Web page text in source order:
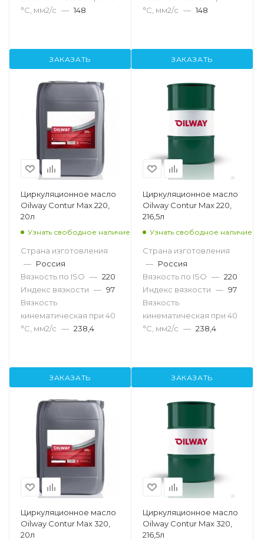
°С, мм2/с — 148
ЗАКАЗАТЬ
°С, мм2/с — 148
ЗАКАЗАТЬ
Циркуляционное масло
Oilway Contur Max 220,
20л
Узнать свободное наличие
Страна изготовления
— Россия
Вязкость по ISO — 220
Индекс вязкости — 97
Вязкость
кинематическая при 40
°С, мм2/с — 238,4
ЗАКАЗАТЬ
Циркуляционное масло
Oilway Contur Max 220,
216,5л
Узнать свободное наличие
Страна изготовления
— Россия
Вязкость по ISO — 220
Индекс вязкости — 97
Вязкость
кинематическая при 40
°С, мм2/с — 238,4
ЗАКАЗАТЬ
Циркуляционное масло
Oilway Contur Max 320,
20л
Циркуляционное масло
Oilway Contur Max 320,
216,5л